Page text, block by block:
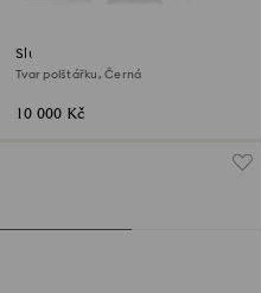
Sluneční brýle
Tvar polštářku, Černá
10 000 Kč